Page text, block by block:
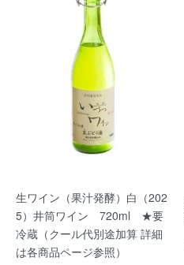
生ワイン（果汁発酵）白（202
5）井筒ワイン 720ml ★要
冷蔵（クール代別途加算 詳細
は各商品ページ参照）